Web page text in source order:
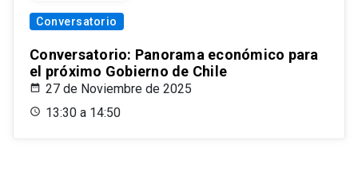
Conversatorio
Conversatorio: Panorama económico para
el próximo Gobierno de Chile
27 de Noviembre de 2025
13:30 a 14:50